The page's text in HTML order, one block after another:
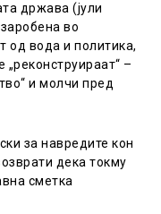
држава (јули
во
од вода и политика,
„реконструираат“ –
и молчи пред
за навредите кон
дека токму
сметка